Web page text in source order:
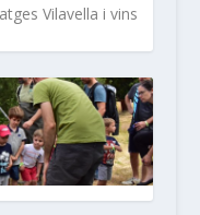
Vilavella i vins